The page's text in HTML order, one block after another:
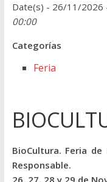
Date(s) - 26/11/
00:00
Categorías
Feria
BioCultura. Feria
Responsable.